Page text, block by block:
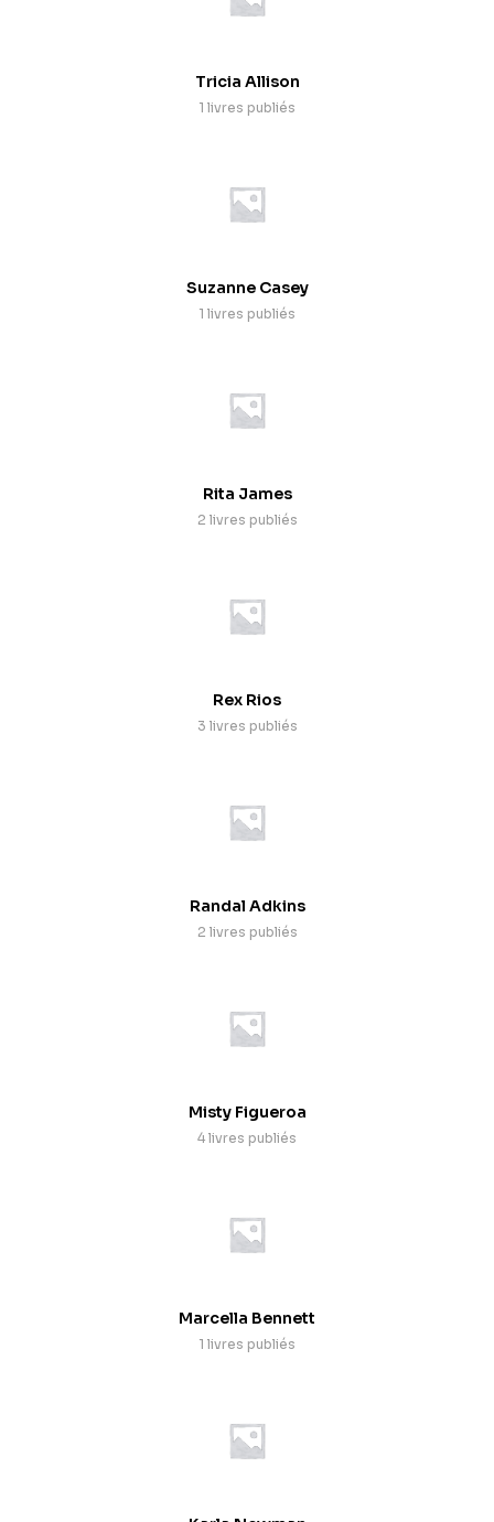
Tricia Allison
1 livres publiés
Suzanne Casey
1 livres publiés
Rita James
2 livres publiés
Rex Rios
3 livres publiés
Randal Adkins
2 livres publiés
Misty Figueroa
4 livres publiés
Marcella Bennett
1 livres publiés